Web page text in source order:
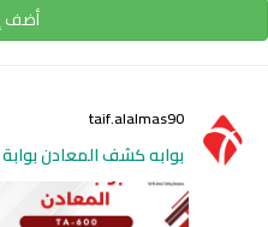
أضف
taif.alalmas90
بوابه كشف المعادن